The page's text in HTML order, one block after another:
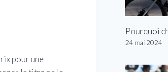
pour une
Pourquoi
24 mai 2024